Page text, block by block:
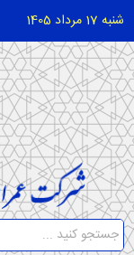
شنبه 17 مرداد 1405